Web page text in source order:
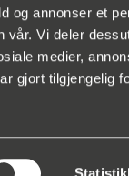
og annonser et
Vi deler
medier,
gjort tilgjengelig
Finland
Danmark
Ingeström